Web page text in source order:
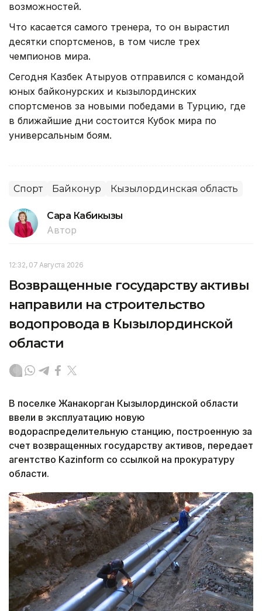
возможностей.
Что касается самого тренера, то он вырастил
десятки спортсменов, в том числе трех
чемпионов мира.
Сегодня Казбек Атыруов отправился с командой
юных байконурских и кызылординских
спортсменов за новыми победами в Турцию, где
в ближайшие дни состоится Кубок мира по
универсальным боям.
Спорт Байконур Кызылординская область
Сара Кабикызы
Автор
12:32, 07 Августа 2026
Возвращенные государству активы
направили на строительство
водопровода в Кызылординской
области
В поселке Жанакорган Кызылординской области
ввели в эксплуатацию новую
водораспределительную станцию, построенную за
счет возвращенных государству активов, передает
агентство Kazinform со ссылкой на прокуратуру
области.